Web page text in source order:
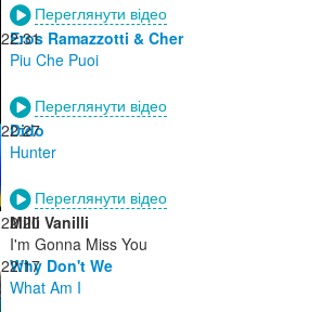
Переглянути відео
22:31
Eros Ramazzotti & Cher
Piu Che Puoi
Переглянути відео
22:27
Dido
Hunter
Переглянути відео
22:20
Milli Vanilli
I'm Gonna Miss You
22:17
Why Don't We
What Am I